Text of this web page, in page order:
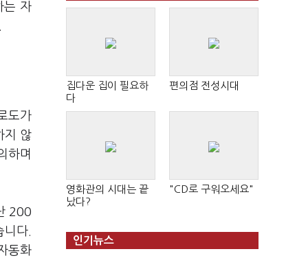
는 자
도가
지 않
하며
200
다.
동화
집다운 집이 필요하
다
편의점 전성시대
영화관의 시대는 끝
났다?
"CD로 구워오세요"
인기뉴스